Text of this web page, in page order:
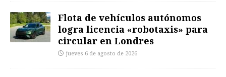
Flota de vehículos autónomos
logra licencia «robotaxis» para
circular en Londres
jueves 6 de agosto de 2026